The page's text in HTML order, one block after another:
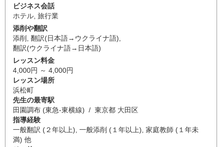
ビジネス会話
ホテル 旅行業
添削や翻訳
添削
翻訳(日本語→ウクライナ語)
翻訳(ウクライナ語→日本語)
レッスン料金
4,000円 ～ 4,000円
レッスン場所
浜松町
先生の最寄駅
田園調布 (東急-東横線) / 東京都 大田区
指導経験
一般翻訳 (２年以上), 一般添削 (１年以上), 家庭教師 (１年未
満) 他